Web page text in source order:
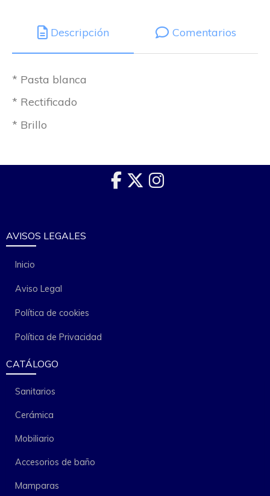
Descripción Comentarios
* Pasta blanca
* Rectificado
* Brillo
AVISOS LEGALES
Inicio
Aviso Legal
Política de cookies
Política de Privacidad
CATÁLOGO
Sanitarios
Cerámica
Mobiliario
Accesorios de baño
Mamparas